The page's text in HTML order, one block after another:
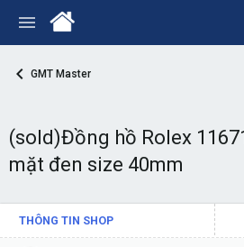
GMT Master
(sold)Đồng hồ Rolex
mặt đen size 40mm
THÔNG TIN SHOP